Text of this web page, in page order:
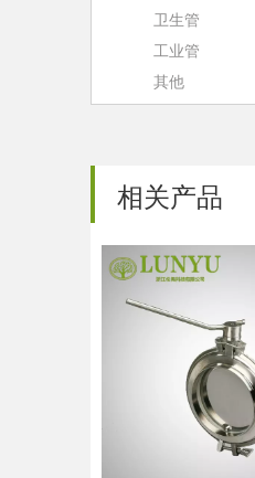
卫生管
工业管
其他
相关产品